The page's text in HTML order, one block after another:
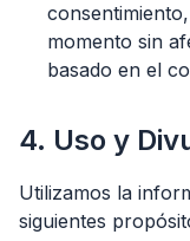
momento sin
basado en el
4. Uso y
Utilizamos la
siguientes